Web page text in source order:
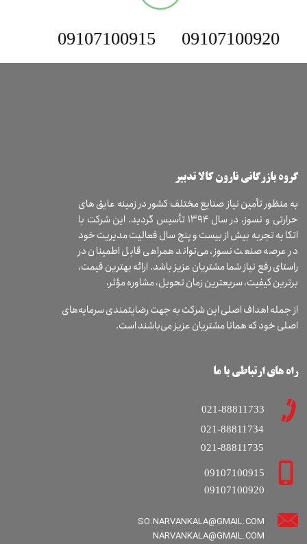
09107100915 09107100920
راه های ارتباطی با ما
​گروه بازرگانی نارون کالا تدبیر
به منظور تأمین نیاز صنایع مختلف کشور در زمینه عایق های
حرارتی و نسوز، در سال ۱۳۹۴ تأسیس گردید. این شرکت با
اتکا به تجربه بیش از بیست و پنج سال فعالیت مدیریت خود
در عرصه صنعت نسوز، می‌تواند همراهی قابل اطمینان در
راستای رفع نیاز شما مشتریان عزیز باشد. ارائه بهترین قیمت،
برترین کیفیت، سریعترین زمان تحویل، مشاوره مؤثر،
از جمله اهداف اصلی این شرکت به جهت رضایتمندی سرمایه‌های
اصلی خود که همانا مشتریان عزیز می‌باشند است.
021-88811733
021-88811734
021-88811735
09107100915
09107100920
SO.NARVANKALA@GMAIL.COM
​​​​​​​NARVANKALA@GMAIL.COM